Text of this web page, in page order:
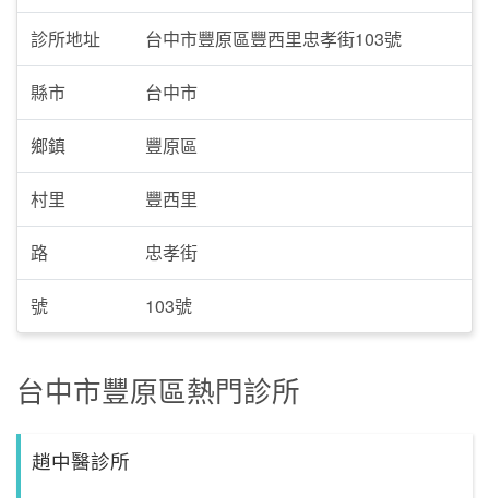
診所地址 台中市豐原區豐西里忠孝街103號
縣市 台中市
鄉鎮 豐原區
村里 豐西里
路 忠孝街
號 103號
台中市豐原區熱門診所
趙中醫診所